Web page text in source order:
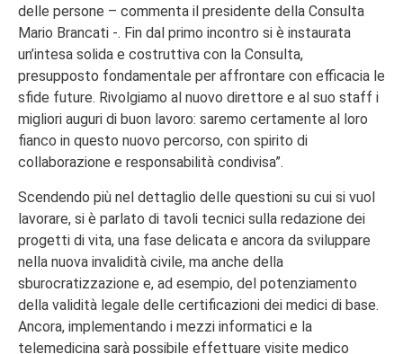
delle persone – commenta il presidente della Consulta
Mario Brancati -. Fin dal primo incontro si è instaurata
un’intesa solida e costruttiva con la Consulta,
presupposto fondamentale per affrontare con efficacia le
sfide future. Rivolgiamo al nuovo direttore e al suo staff i
migliori auguri di buon lavoro: saremo certamente al loro
fianco in questo nuovo percorso, con spirito di
collaborazione e responsabilità condivisa”.
Scendendo più nel dettaglio delle questioni su cui si vuol
lavorare, si è parlato di tavoli tecnici sulla redazione dei
progetti di vita, una fase delicata e ancora da sviluppare
nella nuova invalidità civile, ma anche della
sburocratizzazione e, ad esempio, del potenziamento
della validità legale delle certificazioni dei medici di base.
Ancora, implementando i mezzi informatici e la
telemedicina sarà possibile effettuare visite medico